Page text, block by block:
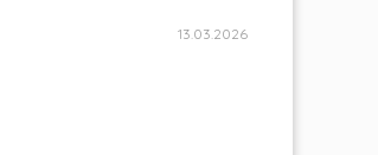
13.03.2026